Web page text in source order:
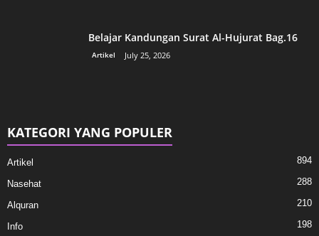
Belajar Kandungan Surat Al-Hujurat Bag.16
Artikel July 25, 2026
KATEGORI YANG POPULER
Artikel 894
Nasehat 288
Alquran 210
Info 198